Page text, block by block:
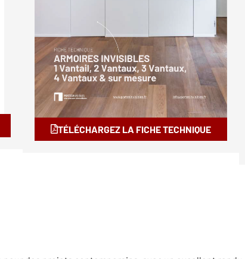
TÉLÉCHARGEZ LA FICHE TECHNIQUE